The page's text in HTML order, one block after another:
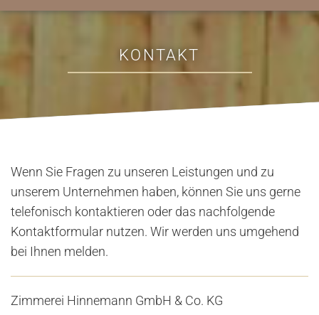
KONTAKT
Wenn Sie Fragen zu unseren Leistungen und zu
unserem Unternehmen haben, können Sie uns gerne
telefonisch kontaktieren oder das nachfolgende
Kontaktformular nutzen. Wir werden uns umgehend
bei Ihnen melden.
Zim­me­rei Hin­ne­mann GmbH & Co. KG